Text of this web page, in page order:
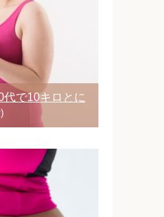
代で10キロとに